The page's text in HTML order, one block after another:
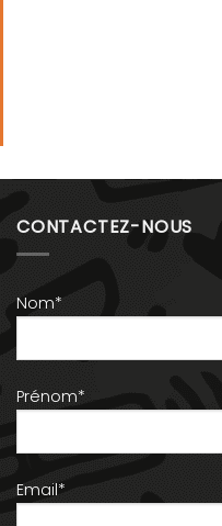
CONTACTEZ-NOUS
Nom*
Prénom*
Email*